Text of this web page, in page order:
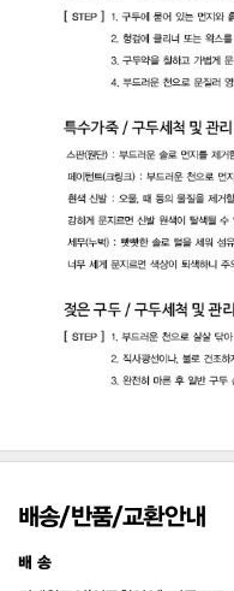
배송/반품/교환안내
배 송